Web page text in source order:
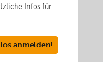
Infos für
anmelden!